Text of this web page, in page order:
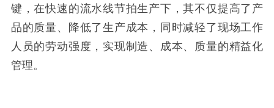
键，在快速的流水线节拍生产下，其不仅提高了产
品的质量、降低了生产成本，同时减轻了现场工作
人员的劳动强度，实现制造、成本、质量的精益化
管理。